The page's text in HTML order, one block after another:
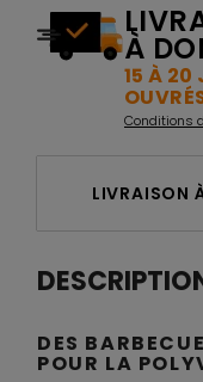
À
15 À 20
Conditions
LIVRAISON
DES
POUR LA